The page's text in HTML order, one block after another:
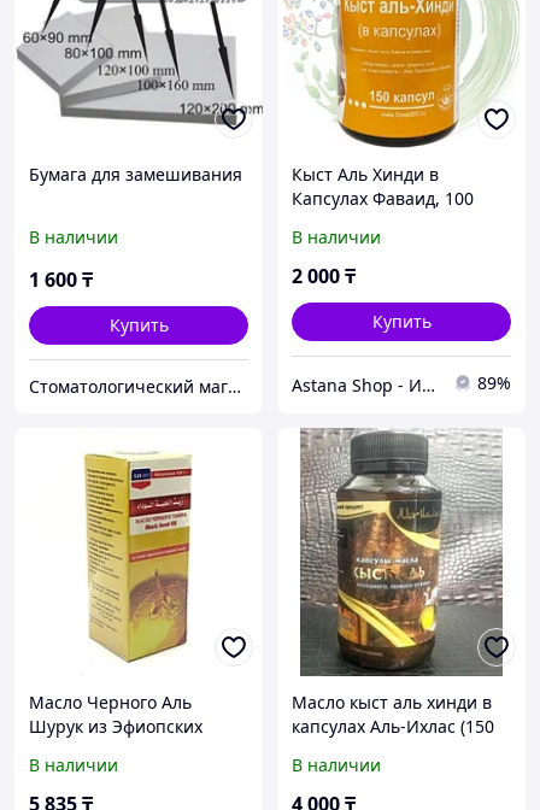
Бумага для замешивания
В наличии
1 600₸
Купить
Стоматологический магазин "AllForDent"
Кыст Аль Хинди в
Капсулах Фаваид, 100
В наличии
2 000₸
Купить
Astana Shop - Интернет Магазин 89%
Масло Черного Аль
Шурук из Эфиопских
В наличии
5 835₸
Масло кыст аль хинди в
капсулах Аль-Ихлас (150
В наличии
4 000₸